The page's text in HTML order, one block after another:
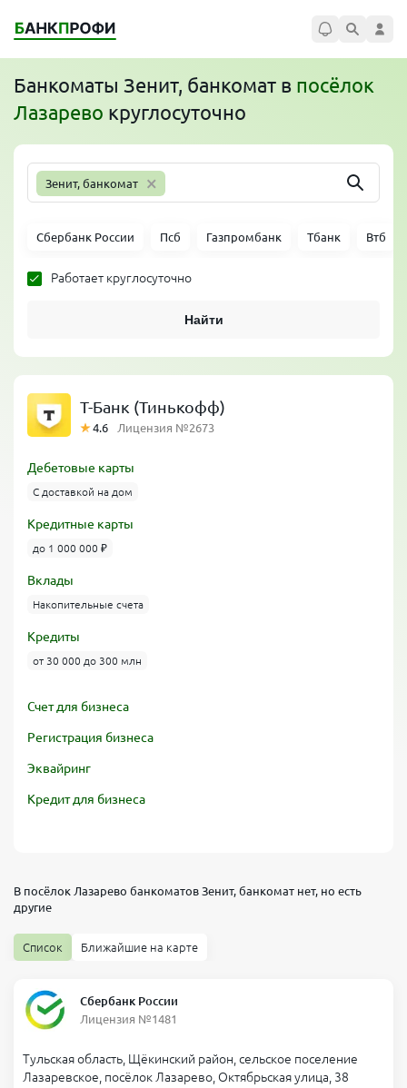
Банкоматы Зенит, банкомат в посёлок
Лазарево круглосуточно
Зенит, банкомат ×
Сбербанк России Псб Газпромбанк Тбанк Втб
Работает круглосуточно
Найти
Т-Банк (Тинькофф)
4.6 Лицензия №2673
Дебетовые карты
С доставкой на дом
Кредитные карты
до 1 000 000 ₽
Вклады
Накопительные счета
Кредиты
от 30 000 до 300 млн
Счет для бизнеса
Регистрация бизнеса
Эквайринг
Кредит для бизнеса
В посёлок Лазарево банкоматов Зенит, банкомат нет, но есть
другие
Список Ближайшие на карте
Сбербанк России
Лицензия №1481
Тульская область, Щёкинский район, сельское поселение
Лазаревское, посёлок Лазарево, Октябрьская улица, 38